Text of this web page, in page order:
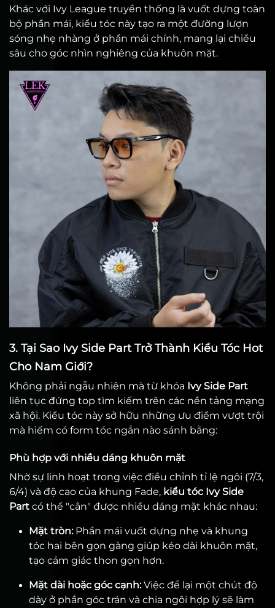
Khác với Ivy League truyền thống là vuốt dựng toàn
bộ phần mái, kiểu tóc này tạo ra một đường lượn
sóng nhẹ nhàng ở phần mái chính, mang lại chiều
sâu cho góc nhìn nghiêng của khuôn mặt.
3. Tại Sao Ivy Side Part Trở Thành Kiểu Tóc Hot
Cho Nam Giới?
Không phải ngẫu nhiên mà từ khóa Ivy Side Part
liên tục đứng top tìm kiếm trên các nền tảng mạng
xã hội. Kiểu tóc này sở hữu những ưu điểm vượt trội
mà hiếm có form tóc ngắn nào sánh bằng:
Phù hợp với nhiều dáng khuôn mặt
Nhờ sự linh hoạt trong việc điều chỉnh tỉ lệ ngôi (7/3,
6/4) và độ cao của khung Fade, kiểu tóc Ivy Side
Part có thể "cân" được nhiều dáng mặt khác nhau:
Mặt tròn:Phần mái vuốt dựng nhẹ và khung
tóc hai bên gọn gàng giúp kéo dài khuôn mặt,
tạo cảm giác thon gọn hơn.
Mặt dài hoặc góc cạnh:Việc để lại một chút độ
dày ở phần góc trán và chia ngôi hợp lý sẽ làm